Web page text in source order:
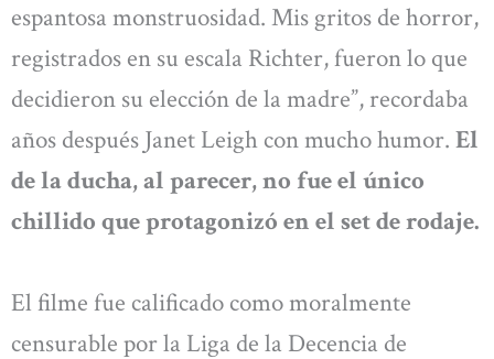
espantosa monstruosidad. Mis gritos de horror,
registrados en su escala Richter, fueron lo que
decidieron su elección de la madre”, recordaba
años después Janet Leigh con mucho humor. El
de la ducha, al parecer, no fue el único
chillido que protagonizó en el set de rodaje.
El filme fue calificado como moralmente
censurable por la Liga de la Decencia de